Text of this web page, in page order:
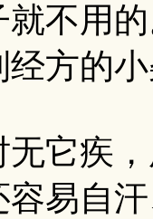
不用
经方的
它疾
易自